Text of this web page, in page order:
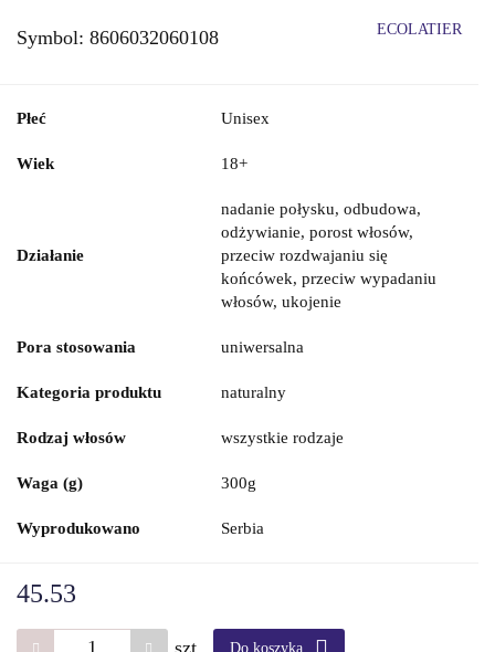
Symbol: 8606032060108 ECOLATIER
Płeć Unisex
Wiek 18+
Działanie
nadanie połysku, odbudowa,
odżywianie, porost włosów,
przeciw rozdwajaniu się
końcówek, przeciw wypadaniu
włosów, ukojenie
Pora stosowania uniwersalna
Kategoria produktu naturalny
Rodzaj włosów wszystkie rodzaje
Waga (g) 300g
Wyprodukowano Serbia
45.53
szt. Do koszyka